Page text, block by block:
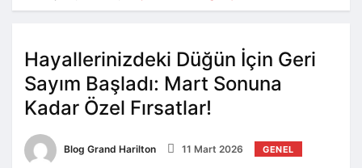
Hayallerinizdeki Düğün İçin Geri
Sayım Başladı: Mart Sonuna
Kadar Özel Fırsatlar!
Blog Grand Harilton 11 Mart 2026 GENEL